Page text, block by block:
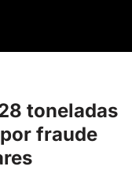
toneladas
fraude